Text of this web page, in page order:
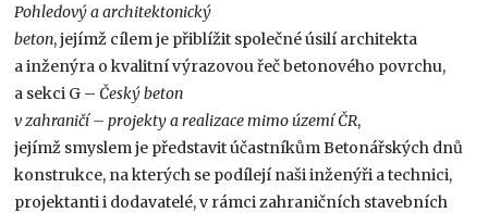
Pohledový a architektonický
beton, jejímž cílem je přiblížit společné úsilí architekta
a inženýra o kvalitní výrazovou řeč betonového povrchu,
a sekci G –Český beton
v zahraničí – projekty a realizace mimo území ČR,
jejímž smyslem je představit účastníkům Betonářských dnů
konstrukce, na kterých se podílejí naši inženýři a technici,
projektanti i dodavatelé, v rámci zahraničních stavebních